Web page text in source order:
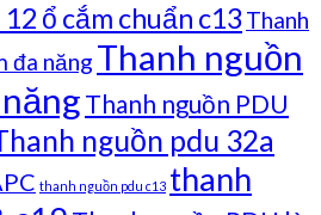
ổ cắm chuẩn c13 Thanh
đa năng Thanh nguồn
Thanh nguồn PDU
nguồn pdu 32a
thanh nguồn pdu c13 thanh